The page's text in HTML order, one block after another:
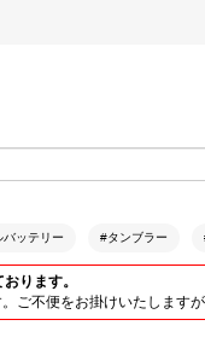
ッテリー #タンブラー
ります。
不便をお掛けいたします